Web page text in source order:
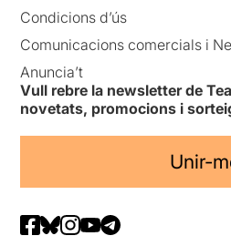
Condicions d’ús
Comunicacions comercials i
Anuncia’t
Vull rebre la newsletter de
novetats, promocions i
Unir-